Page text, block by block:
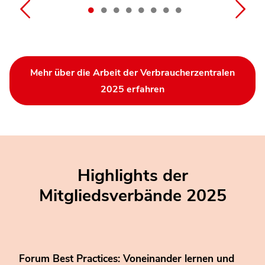
Mehr über die Arbeit der Verbraucherzentralen
2025 erfahren
Highlights der
Mitgliedsverbände 2025
Forum Best Practices: Voneinander lernen und
BSB-Studie zur Bauqualität: 31 Mängel pro
Der Katholische Frauengemeinschaft Deutschlands
Jubiläumsjahr: 100 Jahre Meisterrecht in der